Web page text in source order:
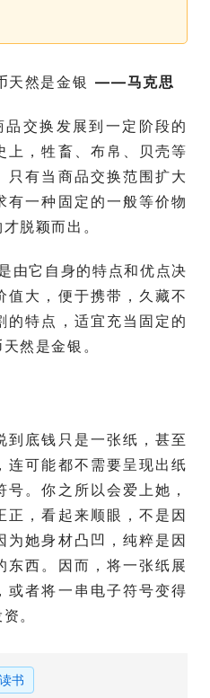
天然是金银——马克思
品交换发展到一定阶段的
上，牲畜、布帛、贝壳等
只有当商品交换范围扩大
有一种固定的一般等价物
脱颖而出。
由它自身的特点和优点决
值大，便于携带，久藏不
的特点，适宜充当固定的
然是金银。
到底钱只是一张纸，甚至
连可能都不需要呈现出纸
。你之所以会爱上她，
正，看起来顺眼，不是因
为她身材凸凹，纯粹是因
东西。因而，将一张纸展
或者将一串电子符号变得
。
读书